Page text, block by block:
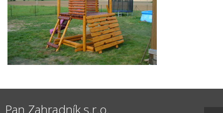
Pan Zahradník s.r.o.